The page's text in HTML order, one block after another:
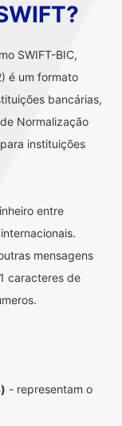
SWIFT-BIC,
é um formato
bancárias,
Normalização
instituições
entre
mensagens
caracteres de
- representam o